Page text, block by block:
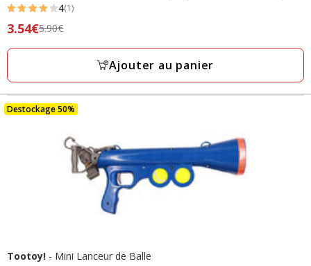
4
étoiles
avec
avis
4(1)
Prix
précédent
prix
final
3.54€
3.54€5.90€
Ajouter au panier
Destockage 50%
Tootoy! - Mini Lanceur de Balle